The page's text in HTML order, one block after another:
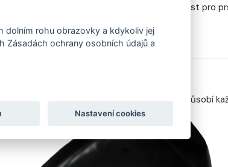
Nulový drop, 4 mm tenká podešev a volnost pro
lehká a ohebná konstrukce, která se přizpůsobí
dolním rohu obrazovky a kdykoliv jej
Zásadách ochrany osobních údajů a
Nastavení cookies